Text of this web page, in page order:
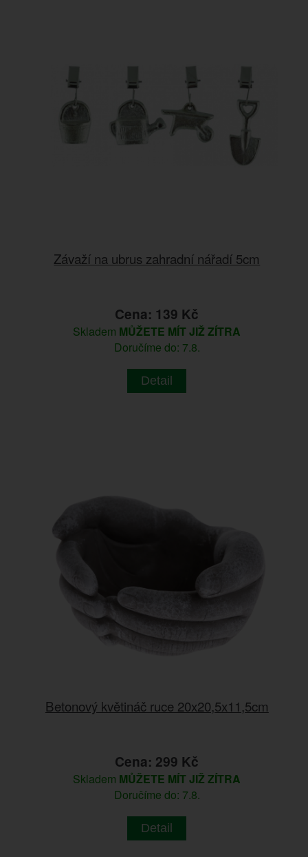
Závaží na ubrus zahradní nářadí 5cm
Cena: 139 Kč
Skladem MŮŽETE MÍT JIŽ ZÍTRA
Doručíme do: 7.8.
Detail
Betonový květináč ruce 20x20,5x11,5cm
Cena: 299 Kč
Skladem MŮŽETE MÍT JIŽ ZÍTRA
Doručíme do: 7.8.
Detail